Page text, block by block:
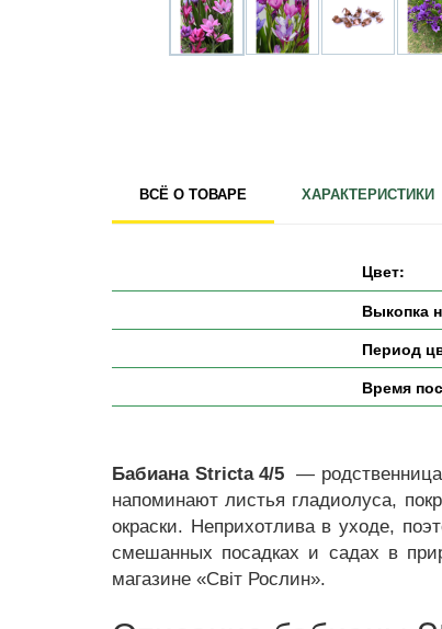
Товары для дома
Теплицы и укрывной материал
ВСЁ О ТОВАРЕ ХАРАКТЕРИСТИКИ
Цвет:
Выкопка
Период
Время
Бабиана Stricta 4/5 —
напоминают листья гладиолуса,
окраски. Неприхотлива в уходе,
смешанных посадках и садах в
магазине «Світ Рослин».